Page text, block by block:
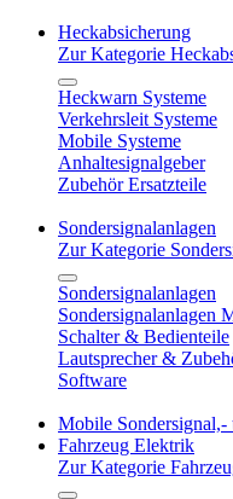
Heckabsicherung
Zur Kategorie
Heckwarn Systeme
Verkehrsleit Systeme
Mobile Systeme
Anhaltesignalgeber
Zubehör Ersatzteile
Sondersignalanlagen
Zur Kategorie
Sondersignalanlagen
Sondersignalanlagen
Schalter & Bedienteile
Lautsprecher &
Software
Mobile Sondersignal,-
Fahrzeug Elektrik
Zur Kategorie